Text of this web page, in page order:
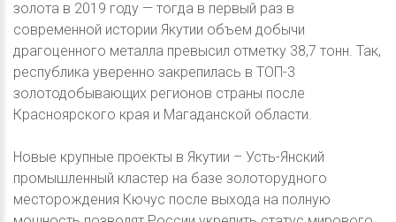
золота в 2019 году — тогда в первый раз в
современной истории Якутии объем добычи
драгоценного металла превысил отметку 38,7 тонн. Так,
республика уверенно закрепилась в ТОП-3
золотодобывающих регионов страны после
Красноярского края и Магаданской области.
Новые крупные проекты в Якутии – Усть-Янский
промышленный кластер на базе золоторудного
месторождения Кючус после выхода на полную